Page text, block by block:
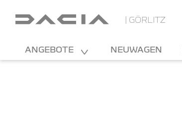
| GÖRLITZ
ANGEBOTE NEUWAGEN